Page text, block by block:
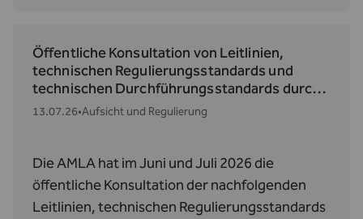
Öffentliche Konsultation von Leitlinien,
technischen Regulierungsstandards und
technischen Durchführungsstandards durch
die AMLA
13.07.26•Aufsicht und Regulierung
Die AMLA hat im Juni und Juli 2026 die
öffentliche Konsultation der nachfolgenden
Leitlinien, technischen Regulierungsstandards